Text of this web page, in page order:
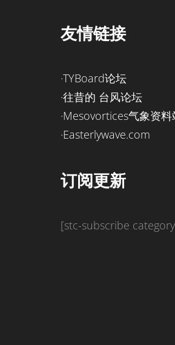
友情链接
·TYBoard论坛
·往昔的 台风论坛
·Mesovortices气象资料
·Easterlywave.com
订阅更新
[stc-subscribe